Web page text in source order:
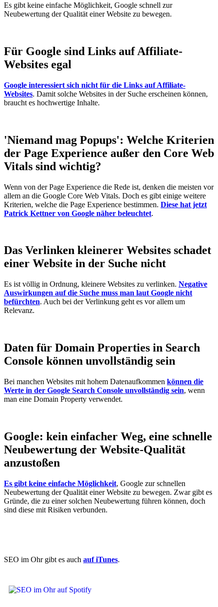
Es gibt keine einfache Möglichkeit, Google schnell zur
Neubewertung der Qualität einer Website zu bewegen.
Für Google sind Links auf Affiliate-
Websites egal
Google interessiert sich nicht für die Links auf Affiliate-
Websites. Damit solche Websites in der Suche erscheinen können,
braucht es hochwertige Inhalte.
'Niemand mag Popups': Welche Kriterien
der Page Experience außer den Core Web
Vitals sind wichtig?
Wenn von der Page Experience die Rede ist, denken die meisten vor
allem an die Google Core Web Vitals. Doch es gibt einige weitere
Kriterien, welche die Page Experience bestimmen. Diese hat jetzt
Patrick Kettner von Google näher beleuchtet.
Das Verlinken kleinerer Websites schadet
einer Website in der Suche nicht
Es ist völlig in Ordnung, kleinere Websites zu verlinken. Negative
Auswirkungen auf die Suche muss man laut Google nicht
befürchten. Auch bei der Verlinkung geht es vor allem um
Relevanz.
Daten für Domain Properties in Search
Console können unvollständig sein
Bei manchen Websites mit hohem Datenaufkommen können die
Werte in der Google Search Console unvollständig sein, wenn
man eine Domain Property verwendet.
Google: kein einfacher Weg, eine schnelle
Neubewertung der Website-Qualität
anzustoßen
Es gibt keine einfache Möglichkeit, Google zur schnellen
Neubewertung der Qualität einer Website zu bewegen. Zwar gibt es
Gründe, die zu einer solchen Neubewertung führen können, doch
sind diese mit Risiken verbunden.
SEO im Ohr gibt es auch auf iTunes.